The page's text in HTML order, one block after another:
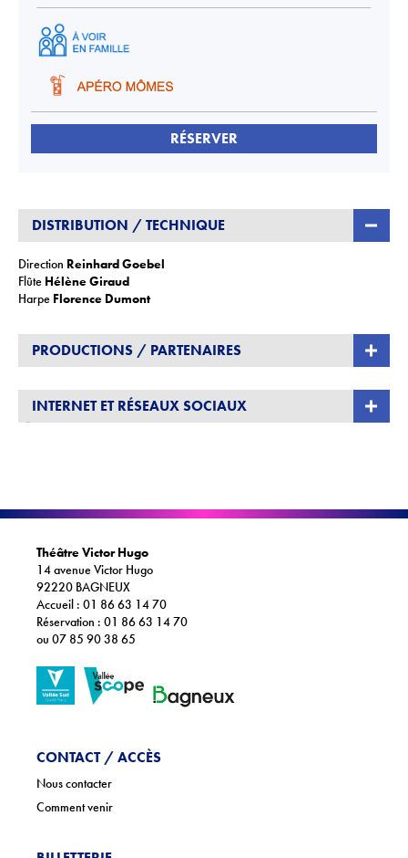
RÉSERVER
DISTRIBUTION / TECHNIQUE
Direction Reinhard Goebel
Flûte Hélène Giraud
Harpe Florence Dumont
PRODUCTIONS / PARTENAIRES
de-Franceet laDRAC Île-de-France
INTERNET ET RÉSEAUX SOCIAUX
Théâtre Victor Hugo
14 avenue Victor Hugo
92220 BAGNEUX
Accueil : 01 86 63 14 70
Réservation : 01 86 63 14 70
ou 07 85 90 38 65
CONTACT / ACCÈS
Nous contacter
Comment venir